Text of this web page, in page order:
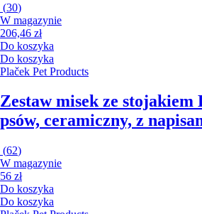
(30)
W magazynie
206,46 zł
Do koszyka
Do koszyka
Plaček Pet Products
Zestaw misek ze stojakiem
psów, ceramiczny, z
(62)
W magazynie
56 zł
Do koszyka
Do koszyka